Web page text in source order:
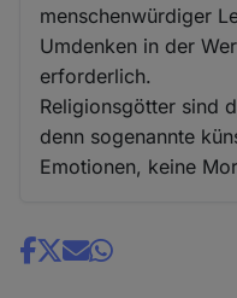
menschenwürdiger
Umdenken in der
erforderlich.
Religionsgötter sind
denn sogenannte
Emotionen, keine
Share